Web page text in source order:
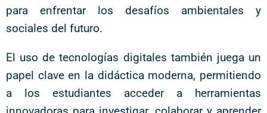
para enfrentar los desafíos ambientales y
sociales del futuro.
El uso de tecnologías digitales también juega un
papel clave en la didáctica moderna, permitiendo
a los estudiantes acceder a herramientas